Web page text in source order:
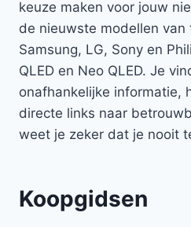
keuze maken voor jouw
de nieuwste modellen van
Samsung, LG, Sony en
QLED en Neo QLED. Je
onafhankelijke informatie,
directe links naar
weet je zeker dat je nooit
Koopgidsen